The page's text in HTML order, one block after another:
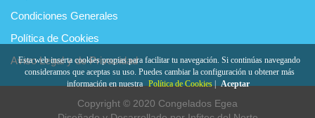
Esta web inserta cookies propias para facilitar tu navegación. Si continúas navegando
consideramos que aceptas su uso. Puedes cambiar la configuración u obtener más
información en nuestra Política de Cookies| Aceptar
Condiciones Generales
Política de Cookies
Aviso Legal y de Privacidad
Copyright © 2020 Congelados Egea